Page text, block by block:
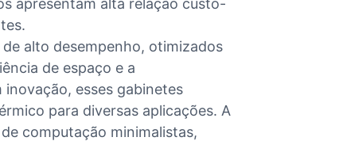
apresentam alta relação custo-
alto desempenho, otimizados
de espaço e a
esses gabinetes
para diversas aplicações. A
computação minimalistas,